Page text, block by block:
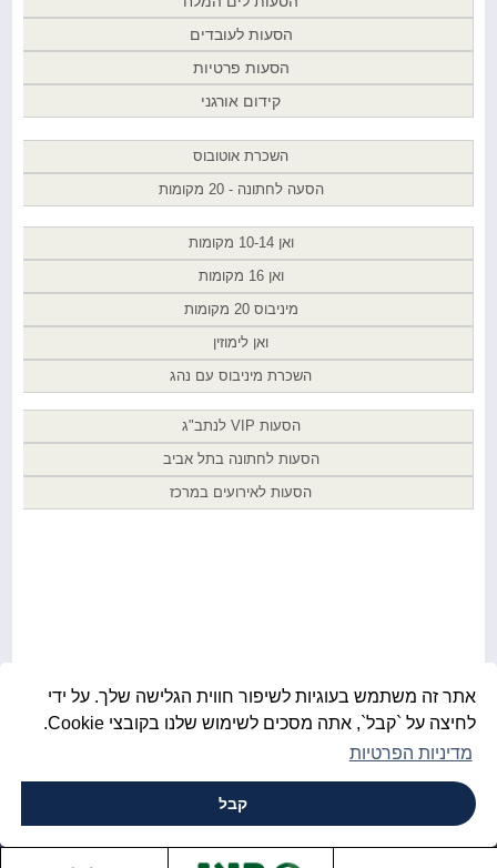
אתר זה משתמש בעוגיות לשיפור חווית הגלישה שלך. על ידי
לחיצה על `קבל`, אתה מסכים לשימוש שלנו בקובצי Cookie.
מדיניות הפרטיות
קבל
הסעות לעובדים
הסעות פרטיות
קידום אורגני
השכרת אוטובוס
הסעה לחתונה - 20 מקומות
ואן 10-14 מקומות
ואן 16 מקומות
מיניבוס 20 מקומות
ואן לימוזין
השכרת מיניבוס עם נהג
הסעות VIP לנתב"ג
הסעות לחתונה בתל אביב
הסעות לאירועים במרכז